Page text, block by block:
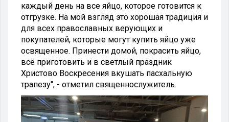
каждый день на все яйцо, которое готовится к
отгрузке. На мой взгляд это хорошая традиция и
для всех православных верующих и
покупателей, которые могут купить яйцо уже
освященное. Принести домой, покрасить яйцо,
всё приготовить и в светлый праздник
Христово Воскресения вкушать пасхальную
трапезу", - отметил священнослужитель.